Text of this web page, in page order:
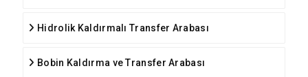
Hidrolik Kaldırmalı Transfer Arabası
Bobin Kaldırma ve Transfer Arabası